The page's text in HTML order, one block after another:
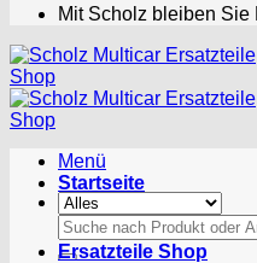
Mit Scholz bleiben Sie
Menü
Suchen
nach:
Startseite
Ersatzteile Shop